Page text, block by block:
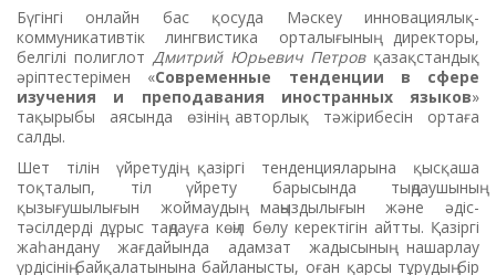
Бүгінгі онлайн бас қосуда Мәскеу инновациялық-
коммуникативтік
лингвистика орталығының директоры,
белгілі полиглот Дмитрий Юрьевич Петровқазақстандық
әріптестерімен «Современные тенденции в сфере
изучения и преподавания иностранных языков»
тақырыбы аясында өзінің авторлық тәжірибесін ортаға
салды.
Шет тілін үйретудің қазіргі тенденцияларына қысқаша
тоқталып, тіл үйрету барысында тыңдаушының
қызығушылығын жоймаудың маңыздылығын және әдіс-
тәсілдерді дұрыс таңдауға көңіл бөлу керектігін айтты. Қазіргі
жаһандану жағдайында адамзат жадысының нашарлау
үрдісінің байқалатынына байланысты, оған қарсы тұрудың бір